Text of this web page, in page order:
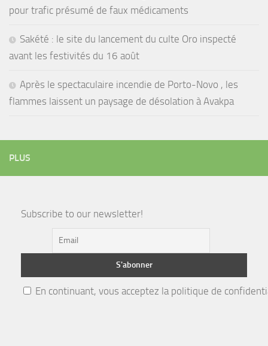
pour trafic présumé de faux médicaments
Sakété : le site du lancement du culte Oro inspecté
avant les festivités du 16 août
Après le spectaculaire incendie de Porto-Novo , les
flammes laissent un paysage de désolation à Avakpa
PLUS
Subscribe to our newsletter!
En continuant, vous acceptez la politique de